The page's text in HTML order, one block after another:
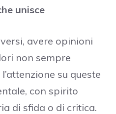
unisce
avere opinioni
non sempre
su queste
con spirito
di sfida o di critica.